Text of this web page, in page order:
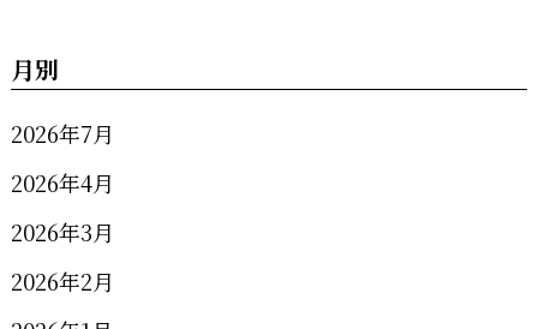
月別
2026年7月
2026年4月
2026年3月
2026年2月